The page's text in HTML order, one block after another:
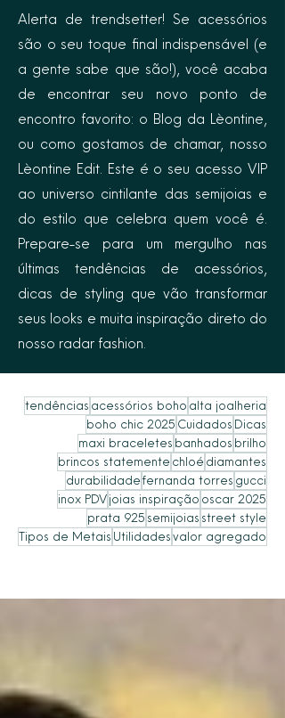
Alerta de trendsetter! Se acessórios
são o seu toque final indispensável (e
a gente sabe que são!), você acaba
de encontrar seu novo ponto de
encontro favorito: o Blog da Lèontine,
ou como gostamos de chamar, nosso
Lèontine Edit. Este é o seu acesso VIP
ao universo cintilante das semijoias e
do estilo que celebra quem você é.
Prepare-se para um mergulho nas
últimas tendências de acessórios,
dicas de styling que vão transformar
seus looks e muita inspiração direto do
nosso radar fashion.
tendências acessórios boho alta joalheria
boho chic 2025 Cuidados Dicas
maxi braceletes banhados brilho
brincos statemente chloé diamantes
durabilidadefernanda torres gucci
inox PDVjoias inspiração oscar 2025
prata 925 semijoias street style
Tipos de Metais Utilidadesvalor agregado